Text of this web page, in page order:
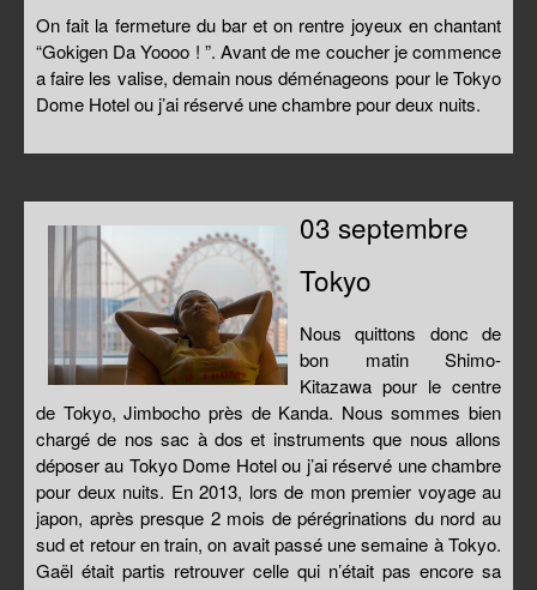
On fait la fermeture du bar et on rentre joyeux en chantant
“Gokigen Da Yoooo ! ”. Avant de me coucher je commence
a faire les valise, demain nous déménageons pour le Tokyo
Dome Hotel ou j’ai réservé une chambre pour deux nuits.
03 septembre
Tokyo
Nous quittons donc de
bon matin Shimo-
Kitazawa pour le centre
de Tokyo, Jimbocho près de Kanda. Nous sommes bien
chargé de nos sac à dos et instruments que nous allons
déposer au Tokyo Dome Hotel ou j’ai réservé une chambre
pour deux nuits. En 2013, lors de mon premier voyage au
japon, après presque 2 mois de pérégrinations du nord au
sud et retour en train, on avait passé une semaine à Tokyo.
Gaël était partis retrouver celle qui n’était pas encore sa